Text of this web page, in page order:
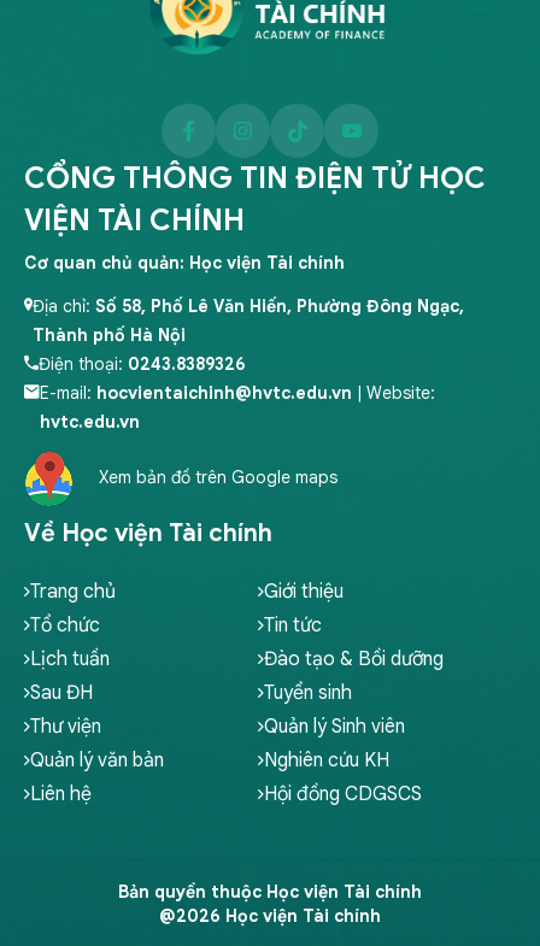
Về Học viện Tài chính
Trang chủ
Giới thiệu
Tổ chức
Tin tức
Lịch tuần
Đào tạo & Bồi dưỡng
Sau ĐH
Tuyển sinh
Thư viện
Quản lý Sinh viên
Quản lý văn bản
Nghiên cứu KH
Liên hệ
Hội đồng CDGSCS
CỔNG THÔNG TIN ĐIỆN TỬ HỌC
VIỆN TÀI CHÍNH
Cơ quan chủ quản: Học viện Tài chính
Địa chỉ: Số 58, Phố Lê Văn Hiến, Phường Đông Ngạc,
Thành phố Hà Nội
Điện thoại: 0243.8389326
E-mail: hocvientaichinh@hvtc.edu.vn
| Website:
hvtc.edu.vn
Xem bản đồ trên Google maps
Bản quyền thuộc Học viện Tài chính
@2026 Học viện Tài chính